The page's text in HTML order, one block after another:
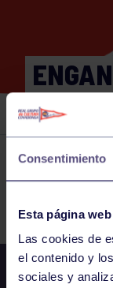
Consentimiento
Esta página
Las cookies de
el contenido y
sociales y